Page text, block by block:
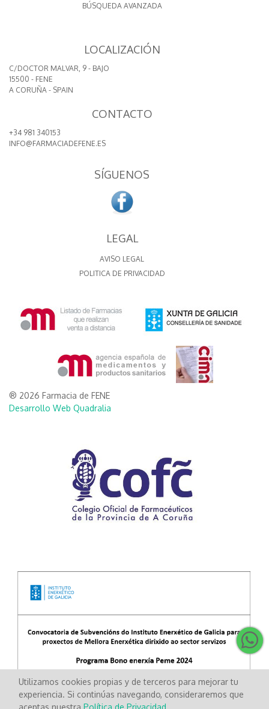
BÚSQUEDA AVANZADA
LOCALIZACIÓN
C/DOCTOR MALVAR, 9 - BAJO
15500 - FENE
A CORUÑA - SPAIN
CONTACTO
+34 981 340153
INFO@FARMACIADEFENE.ES
SÍGUENOS
LEGAL
AVISO LEGAL
POLITICA DE PRIVACIDAD
® 2026 Farmacia de FENE
Desarrollo Web Quadralia
Utilizamos cookies propias y de terceros para mejorar tu
experiencia. Si continúas navegando, consideraremos que
aceptas nuestraPolítica de Privacidad